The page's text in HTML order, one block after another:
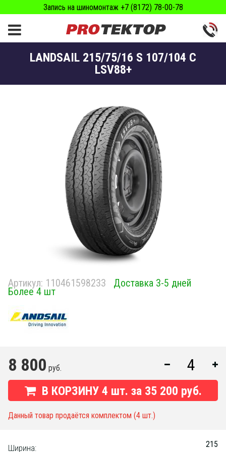
Запись на шиномонтаж +7 (8172) 78-00-78
LANDSAIL 215/75/16 S 107/104 C
LSV88+
Артикул: 110461598233 Доставка 3-5 дней
Более 4 шт
8 800 руб.
В КОРЗИНУ 4 шт. за 35 200 руб.
Данный товар продаётся комплектом (4 шт.)
Ширина: 215